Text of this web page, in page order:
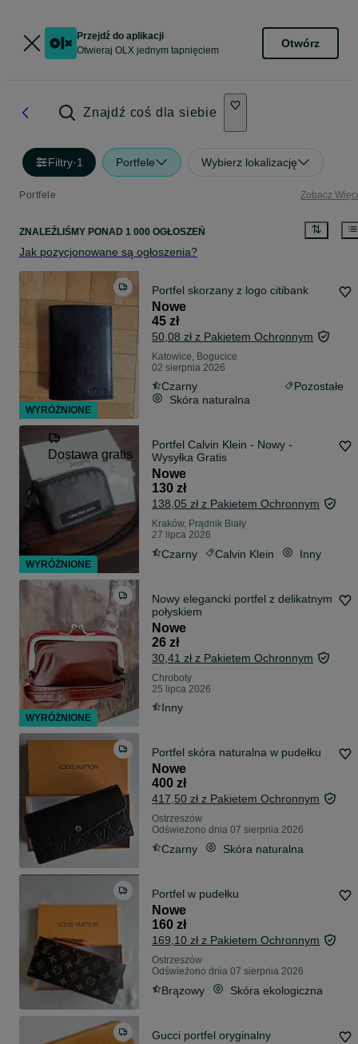
Przejdź do aplikacji
Otwieraj OLX jednym tapnięciem
Otwórz
Znajdź coś dla siebie
Filtry·1 Portfele Wybierz lokalizację
Portfele Zobacz
ZNALEŹLIŚMY PONAD 1 000 OGŁOSZEŃ
Jak pozycjonowane są ogłoszenia?
Portfel skorzany z logo citibank
Nowe
45 zł
50,08 zł z Pakietem Ochronnym
Katowice, Bogucice
02 sierpnia 2026
Czarny
Pozostałe
Skóra naturalna
Dostawa gratis
Portfel Calvin Klein - Nowy -
Wysyłka Gratis
Nowe
130 zł
138,05 zł z Pakietem Ochronnym
Kraków, Prądnik Biały
27 lipca 2026
Czarny Calvin Klein Inny
Nowy elegancki portfel z delikatnym
połyskiem
Nowe
26 zł
30,41 zł z Pakietem Ochronnym
Chroboty
25 lipca 2026
Inny
Portfel skóra naturalna w pudełku
Nowe
400 zł
417,50 zł z Pakietem Ochronnym
Ostrzeszów
Odświeżono dnia 07 sierpnia 2026
Czarny Skóra naturalna
Portfel w pudełku
Nowe
160 zł
169,10 zł z Pakietem Ochronnym
Ostrzeszów
Odświeżono dnia 07 sierpnia 2026
Brązowy Skóra ekologiczna
Gucci portfel oryginalny
WYRÓŻNIONE
WYRÓŻNIONE
WYRÓŻNIONE